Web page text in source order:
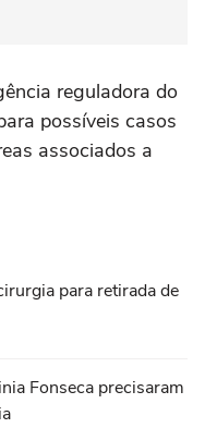
reguladora do
possíveis casos
associados a
para retirada de
Fonseca precisaram